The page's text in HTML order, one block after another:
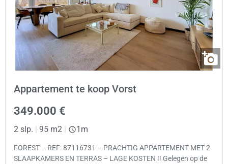
Appartement te koop Vorst
349.000 €
2 slp. | 95 m2 | 1m
FOREST – REF: 87116731 – PRACHTIG APPARTEMENT MET 2
SLAAPKAMERS EN TERRAS – LAGE KOSTEN !! Gelegen op de